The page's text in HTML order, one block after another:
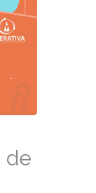
·
de